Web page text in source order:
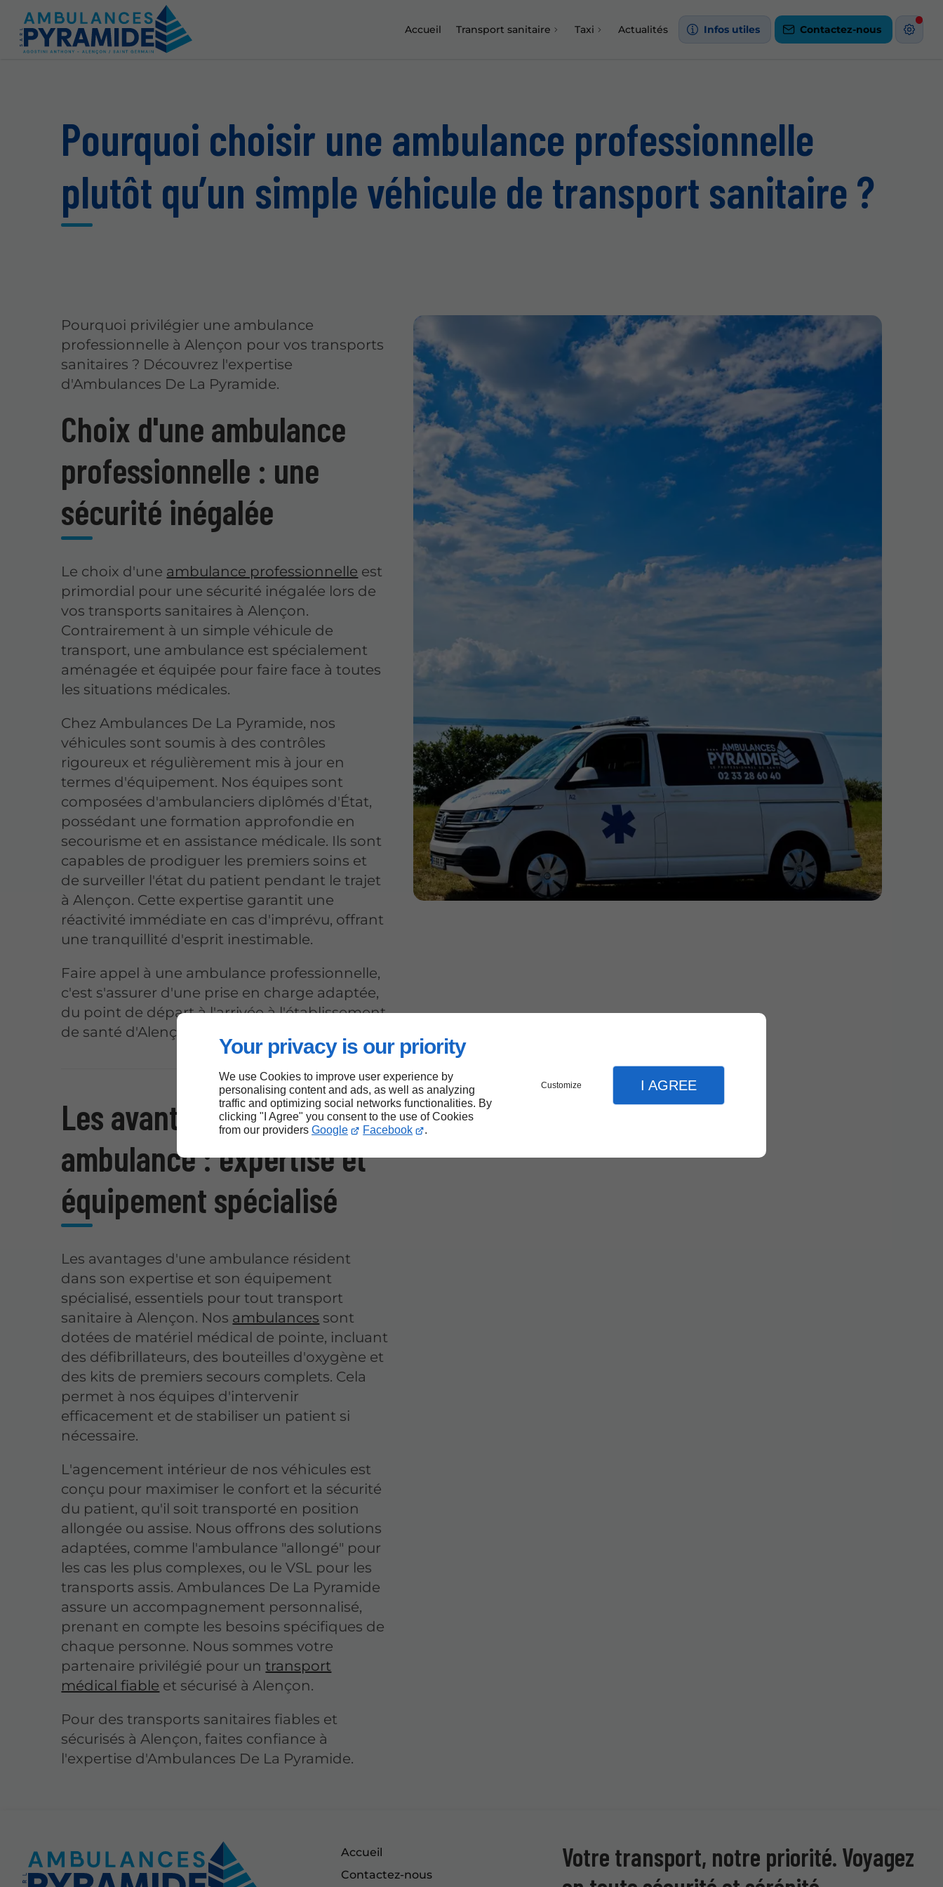
Your privacy is our priority
We use Cookies to improve user experience by
personalising content and ads, as well as analyzing
traffic and optimizing social networks functionalities. By
clicking "I Agree" you consent to the use of Cookies
from our providers Google Facebook .
Customize I AGREE
Accueil Transport sanitaire Taxi Actualités Infos utiles Contactez-nous
Pourquoi choisir une ambulance professionnelle
plutôt qu’un simple véhicule de transport sanitaire ?
Pourquoi privilégier une ambulance
professionnelle à Alençon pour vos transports
sanitaires ? Découvrez l'expertise
d'Ambulances De La Pyramide.
Choix d'une ambulance
professionnelle : une
sécurité inégalée
Le choix d'une ambulance professionnelle est
primordial pour une sécurité inégalée lors de
vos transports sanitaires à Alençon.
Contrairement à un simple véhicule de
transport, une ambulance est spécialement
aménagée et équipée pour faire face à toutes
les situations médicales.
Chez Ambulances De La Pyramide, nos
véhicules sont soumis à des contrôles
rigoureux et régulièrement mis à jour en
termes d'équipement. Nos équipes sont
composées d'ambulanciers diplômés d'État,
possédant une formation approfondie en
secourisme et en assistance médicale. Ils sont
capables de prodiguer les premiers soins et
de surveiller l'état du patient pendant le trajet
à Alençon. Cette expertise garantit une
réactivité immédiate en cas d'imprévu, offrant
une tranquillité d'esprit inestimable.
Faire appel à une ambulance professionnelle,
c'est s'assurer d'une prise en charge adaptée,
du point de départ à l'arrivée à l'établissement
de santé d'Alençon.
Les avantages d'une
ambulance : expertise et
équipement spécialisé
Les avantages d'une ambulance résident
dans son expertise et son équipement
spécialisé, essentiels pour tout transport
sanitaire à Alençon. Nos ambulances sont
dotées de matériel médical de pointe, incluant
des défibrillateurs, des bouteilles d'oxygène et
des kits de premiers secours complets. Cela
permet à nos équipes d'intervenir
efficacement et de stabiliser un patient si
nécessaire.
L'agencement intérieur de nos véhicules est
conçu pour maximiser le confort et la sécurité
du patient, qu'il soit transporté en position
allongée ou assise. Nous offrons des solutions
adaptées, comme l'ambulance "allongé" pour
les cas les plus complexes, ou le VSL pour les
transports assis. Ambulances De La Pyramide
assure un accompagnement personnalisé,
prenant en compte les besoins spécifiques de
chaque personne. Nous sommes votre
partenaire privilégié pour untransport
médical fiable et sécurisé à Alençon.
Pour des transports sanitaires fiables et
sécurisés à Alençon, faites confiance à
l'expertise d'Ambulances De La Pyramide.
Accueil
Contactez-nous
Votre transport, notre priorité. Voyagez